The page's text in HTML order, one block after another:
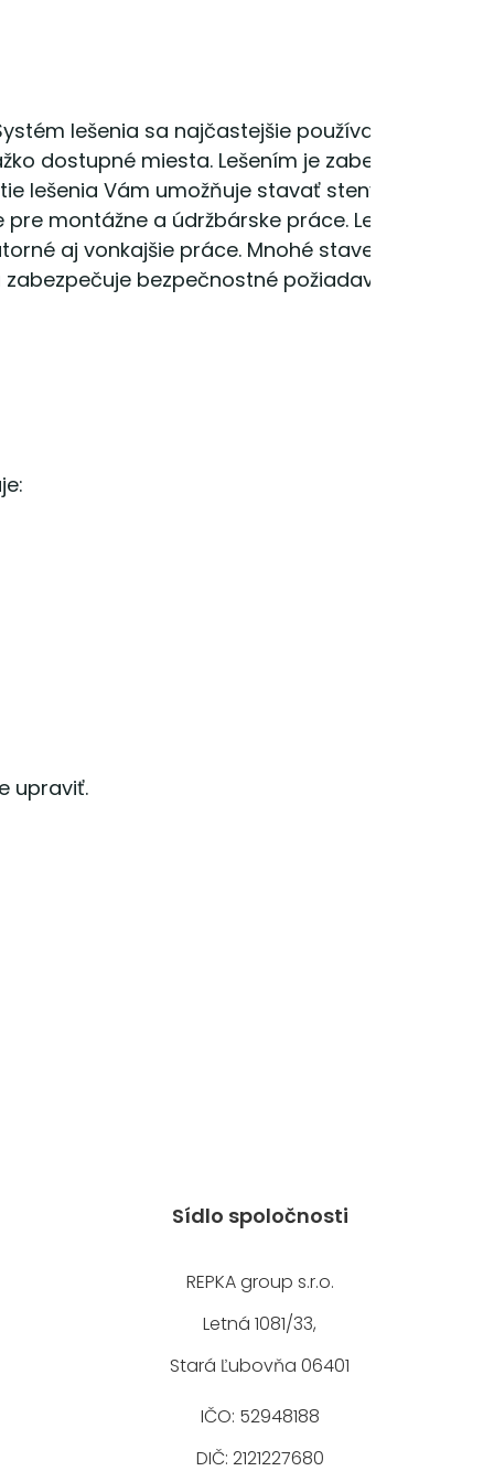
lešenia sa najčastejšie používa v
dostupné miesta. Lešením je zabezpečený
lešenia Vám umožňuje stavať steny, vykonávať
montážne a údržbárske práce. Lešenie má
aj vonkajšie práce. Mnohé stavebné práce
bezpečnostné požiadavky pri práci.
upraviť.
Sídlo spoločnosti
REPKA group s.r.o.
Letná 1081/33,
Stará Ľubovňa 06401
IČO: 52948188
DIČ: 2121227680